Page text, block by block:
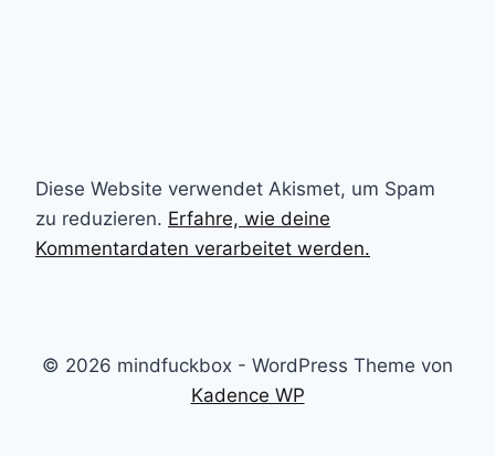
Diese Website verwendet Akismet, um Spam
zu reduzieren. Erfahre, wie deine
Kommentardaten verarbeitet werden.
© 2026 mindfuckbox - WordPress Theme von
Kadence WP